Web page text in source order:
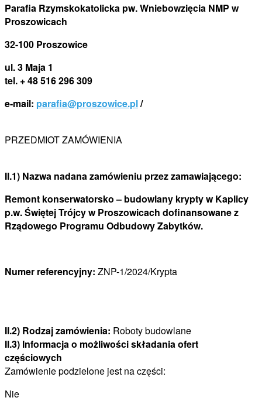
Parafia Rzymskokatolicka pw. Wniebowzięcia NMP w
Proszowicach
32-100 Proszowice
ul. 3 Maja 1
tel. + 48 516 296 309
e-mail: parafia@proszowice.pl/
PRZEDMIOT ZAMÓWIENIA
II.1) Nazwa nadana zamówieniu przez zamawiającego:
Remont konserwatorsko – budowlany krypty w Kaplicy
p.w. Świętej Trójcy w Proszowicach dofinansowane z
Rządowego Programu Odbudowy Zabytków.
Numer referencyjny: ZNP-1/2024/Krypta
II.2) Rodzaj zamówienia: Roboty budowlane
II.3) Informacja o możliwości składania ofert
częściowych
Zamówienie podzielone jest na części:
Nie